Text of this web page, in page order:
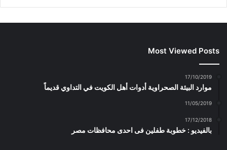
Most Viewed Posts
17/10/2019
موارد البيئة الصحراوية أدوات أهل الكويت في التداوي قديماً
11/05/2019
17/12/2018
بالفيديو : خطوبة طفلين فى احدى محافظات مصر